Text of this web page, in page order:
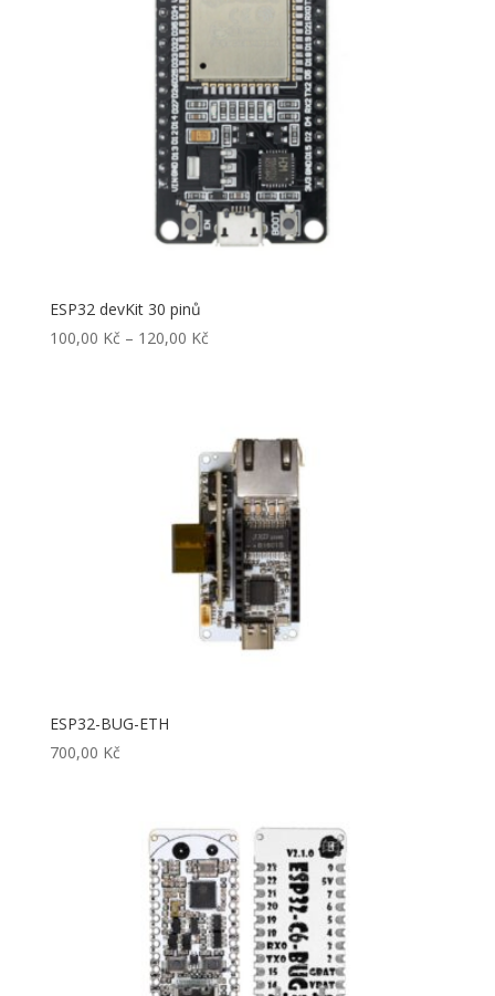
ESP32 devKit 30 pinů
100,00 Kč – 120,00 KčRozpětí
120,00 Kč
ESP32-BUG-ETH
700,00 Kč